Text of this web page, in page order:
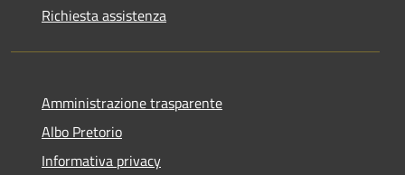
Richiesta assistenza
Amministrazione trasparente
Albo Pretorio
Informativa privacy